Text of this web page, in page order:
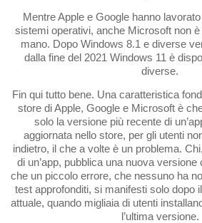
Mentre Apple e Google hanno
sistemi operativi, anche Microsoft non
mano. Dopo Windows 8.1 e diverse
dalla fine del 2021 Windows 11 è
diverse.
Fin qui tutto bene. Una caratteristica
store di Apple, Google e Microsoft è
solo la versione più recente di
aggiornata nello store, per gli utenti
indietro, il che a volte è un problema.
di un’app, pubblica una nuova
che un piccolo errore, che nessuno ha
test approfonditi, si manifesti solo dopo
attuale, quando migliaia di utenti
l’ultima versione.